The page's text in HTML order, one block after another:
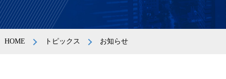
HOME トピックス お知らせ